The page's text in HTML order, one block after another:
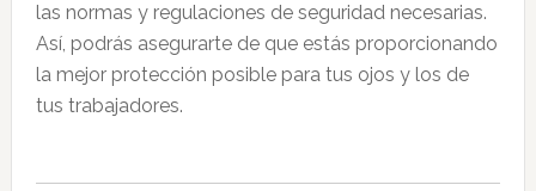
las normas y regulaciones de seguridad necesarias.
Así, podrás asegurarte de que estás proporcionando
la mejor protección posible para tus ojos y los de
tus trabajadores.